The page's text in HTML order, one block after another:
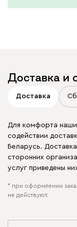
Доставка и
Доставка
Для комфорта
содействии
Беларусь.
сторонних
услуг приведены
* при оформлении
не действуют.